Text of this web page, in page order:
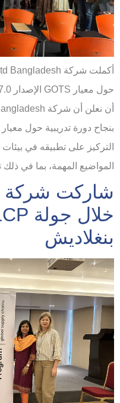
التركيز على تطبيقه في
المواضيع المهمة، بما في ذلك
بنغلاديش